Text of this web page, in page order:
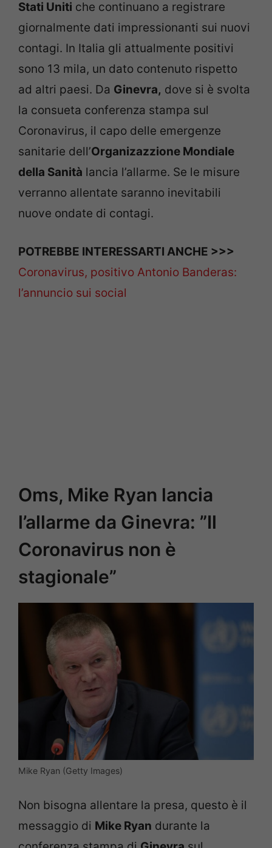
Stati Uniti che continuano a registrare
giornalmente dati impressionanti sui nuovi
contagi. In Italia gli attualmente positivi
sono 13 mila, un dato contenuto rispetto
ad altri paesi. Da Ginevra, dove si è svolta
la consueta conferenza stampa sul
Coronavirus, il capo delle emergenze
sanitarie dell’Organizazzione Mondiale
della Sanità lancia l’allarme. Se le misure
verranno allentate saranno inevitabili
nuove ondate di contagi.
POTREBBE INTERESSARTI ANCHE >>>
Coronavirus, positivo Antonio Banderas:
l’annuncio sui social
Oms, Mike Ryan lancia
l’allarme da Ginevra: ”Il
Coronavirus non è
stagionale”
Mike Ryan (Getty Images)
Non bisogna allentare la presa, questo è il
messaggio di Mike Ryan durante la